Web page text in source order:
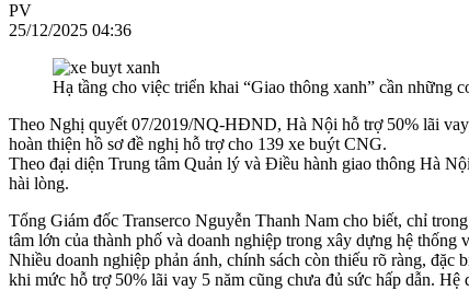
PV
25/12/2025 04:36
Hạ tầng cho việc triển khai “Giao thông xanh” cần những
Theo Nghị quyết 07/2019/NQ-HĐND, Hà Nội hỗ trợ 50% lãi vay
hoàn thiện hồ sơ đề nghị hỗ trợ cho 139 xe buýt CNG.
Theo đại diện Trung tâm Quản lý và Điều hành giao thông Hà
hài lòng.
Tổng Giám đốc Transerco Nguyễn Thanh Nam cho biết, chỉ
tâm lớn của thành phố và doanh nghiệp trong xây dựng hệ thống
Nhiều doanh nghiệp phản ánh, chính sách còn thiếu rõ ràng,
khi mức hỗ trợ 50% lãi vay 5 năm cũng chưa đủ sức hấp dẫn.